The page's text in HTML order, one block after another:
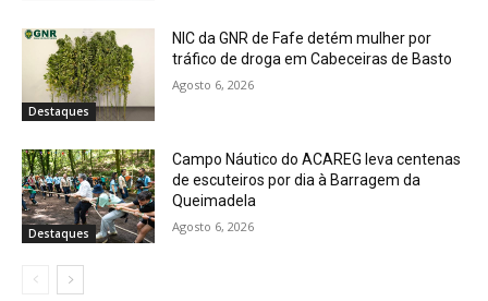
Destaques
NIC da GNR de Fafe detém mulher por
tráfico de droga em Cabeceiras de Basto
Agosto 6, 2026
Destaques
Campo Náutico do ACAREG leva centenas
de escuteiros por dia à Barragem da
Queimadela
Agosto 6, 2026